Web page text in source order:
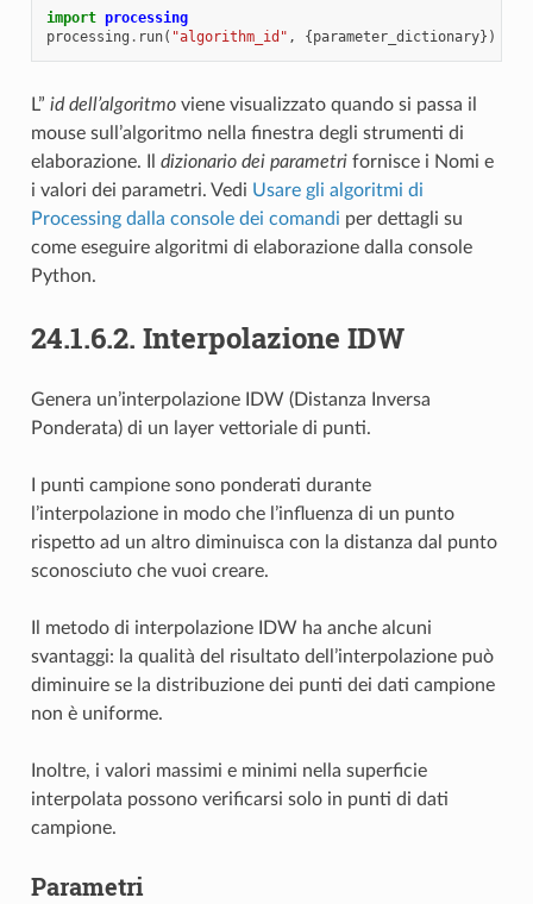
import processing
processing . run( "algorithm_id" , { parameter_dictionary})
L” id dell’algoritmoviene visualizzato quando si passa il
mouse sull’algoritmo nella finestra degli strumenti di
elaborazione. Il dizionario dei parametrifornisce i Nomi e
i valori dei parametri. Vedi Usare gli algoritmi di
Processing dalla console dei comandi per dettagli su
come eseguire algoritmi di elaborazione dalla console
Python.
24.1.6.2. Interpolazione IDW
Genera un’interpolazione IDW (Distanza Inversa
Ponderata) di un layer vettoriale di punti.
I punti campione sono ponderati durante
l’interpolazione in modo che l’influenza di un punto
rispetto ad un altro diminuisca con la distanza dal punto
sconosciuto che vuoi creare.
Il metodo di interpolazione IDW ha anche alcuni
svantaggi: la qualità del risultato dell’interpolazione può
diminuire se la distribuzione dei punti dei dati campione
non è uniforme.
Inoltre, i valori massimi e minimi nella superficie
interpolata possono verificarsi solo in punti di dati
campione.
Parametri